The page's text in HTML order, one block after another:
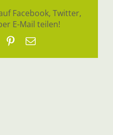
Facebook, Twitter,
E-Mail teilen!
Pinterest
E-